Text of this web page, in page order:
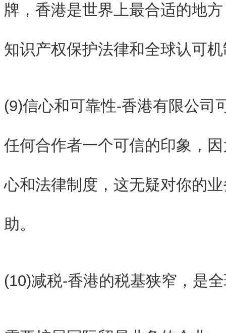
牌，香港是世界上最合适的地
知识产权保护法律和全球认可
(9)信心和可靠性-香港有限公司
任何合作者一个可信的印象，
心和法律制度，这无疑对你的
助。
(10)减税-香港的税基狭窄，是